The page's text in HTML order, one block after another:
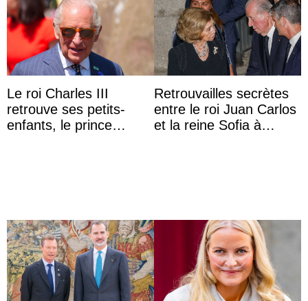
Le roi Charles III
retrouve ses petits-
enfants, le prince
Retrouvailles secrètes
entre le roi Juan Carlos
et la reine Sofia à